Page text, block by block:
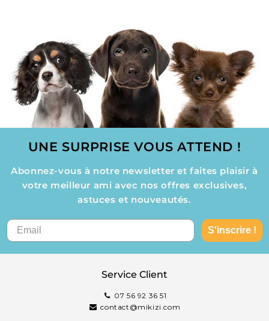
UNE SURPRISE VOUS ATTEND !
Abonnez-vous à notre newsletter et faites plaisir à
votre meilleur ami avec nos offres exclusives,
astuces et nouveautés.
S'inscrire !
Service Client
07 56 92 36 51
contact@mikizi.com